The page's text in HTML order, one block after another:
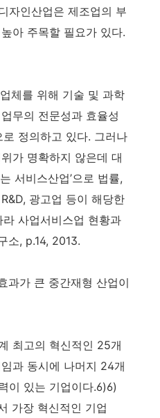
자인산업은 제조업의 부
아 주목할 필요가 있다.
체를 위해 기술 및 과학
무의 전문성과 효율성
로 정의하고 있다. 그러나
가 명확하지 않은데 대
서비스산업’으로 법률,
광고업 등이 해당한
사업서비스업 현황과
소, p.14, 2013.
과가 큰 중간재형 산업이
최고의 혁신적인 25개
과 동시에 나머지 24개
이 있는 기업이다.6)6)
가장 혁신적인 기업